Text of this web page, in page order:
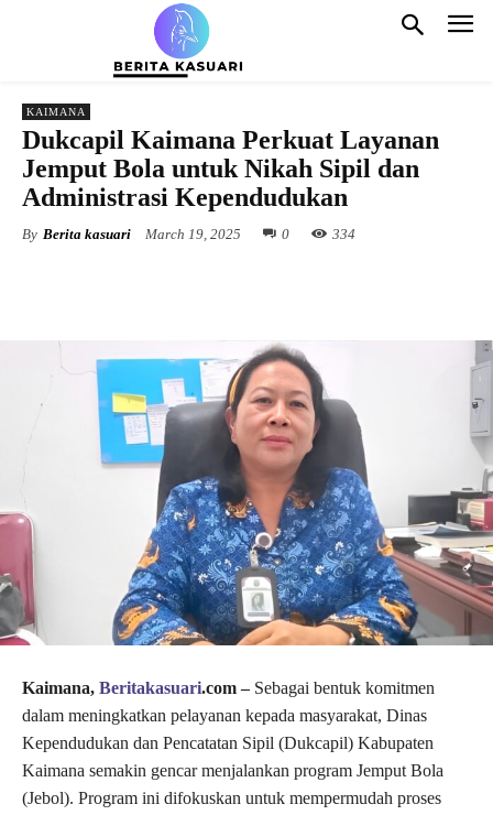
KAIMANA
Dukcapil Kaimana Perkuat Layanan
Jemput Bola untuk Nikah Sipil dan
Administrasi Kependudukan
By Berita kasuari March 19, 2025 0 334
Kaimana, Beritakasuari.com – Sebagai bentuk komitmen
dalam meningkatkan pelayanan kepada masyarakat, Dinas
Kependudukan dan Pencatatan Sipil (Dukcapil) Kabupaten
Kaimana semakin gencar menjalankan program Jemput Bola
(Jebol). Program ini difokuskan untuk mempermudah proses